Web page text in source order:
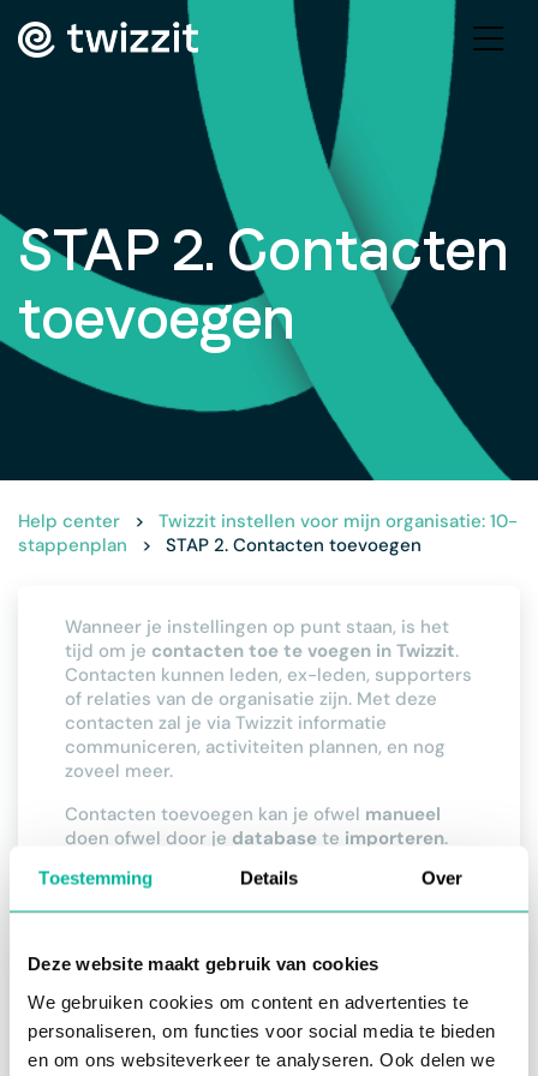
Toestemming Details Over
Deze website maakt gebruik van cookies
We gebruiken cookies om content en advertenties te
personaliseren, om functies voor social media te bieden
en om ons websiteverkeer te analyseren. Ook delen we
STAP 2. Contacten
toevoegen
Help center >
Twizzit instellen voor mijn organisatie: 10-
stappenplan
> STAP 2. Contacten toevoegen
Wanneer je instellingen op punt staan, is het
tijd om je contacten toe te voegen in Twizzit.
Contacten kunnen leden, ex-leden, supporters
of relaties van de organisatie zijn. Met deze
contacten zal je via Twizzit informatie
communiceren, activiteiten plannen, en nog
zoveel meer.
Contacten toevoegen kan je ofwel manueel
doen ofwel door je database te importeren.
wanneer je meerdere contacten in bulk wenst
in te laden. We vragen je omdeze template
customer success officer.
Vul de lijst aan met de beschikbare
gegevens.
Voeg
extra kolommen
toe aan de